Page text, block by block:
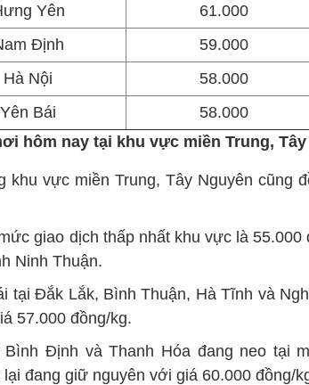
Yên
61.000
Định
59.000
Hà Nội
58.000
Yên Bái
58.000
hôm nay tại khu vực miền Trung,
khu vực miền Trung, Tây Nguyên cũng
giao dịch thấp nhất khu vực là
Ninh Thuận.
tại Đắk Lắk, Bình Thuận, Hà Tĩnh và
57.000 đồng/kg.
Bình Định và Thanh Hóa đang neo tại
lại đang giữ nguyên với giá 60.000 đồng/